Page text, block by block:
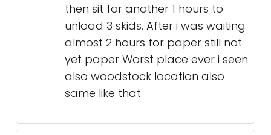
then sit for another 1 hours to
unload 3 skids. After i was waiting
almost 2 hours for paper still not
yet paper Worst place ever i seen
also woodstock location also
same like that